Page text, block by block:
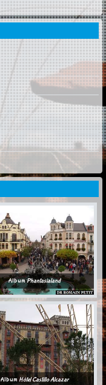
AlbumPhantasialand
Album Hôtel Castillo Alcazar